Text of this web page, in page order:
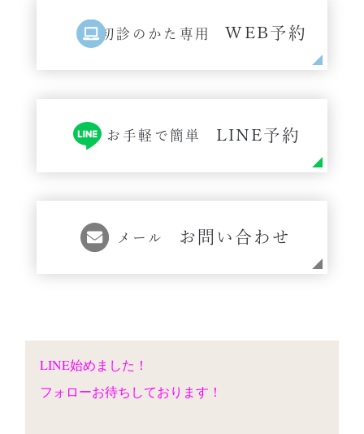
初診のかた専用 WEB予約
お手軽で簡単 LINE予約
メール お問い合わせ
LINE始めました！
フォローお待ちしております！